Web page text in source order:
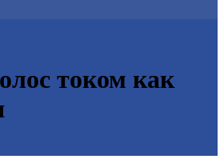
током как